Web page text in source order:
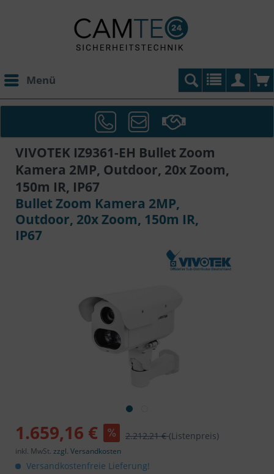
Menü
VIVOTEK IZ9361-EH Bullet Zoom
Kamera 2MP, Outdoor, 20x Zoom,
150m IR, IP67
Bullet Zoom Kamera 2MP,
Outdoor, 20x Zoom, 150m IR,
IP67
1.659,16 € 2.212,21 €(Listenpreis)
inkl. MwSt. zzgl. Versandkosten
Versandkostenfreie Lieferung!